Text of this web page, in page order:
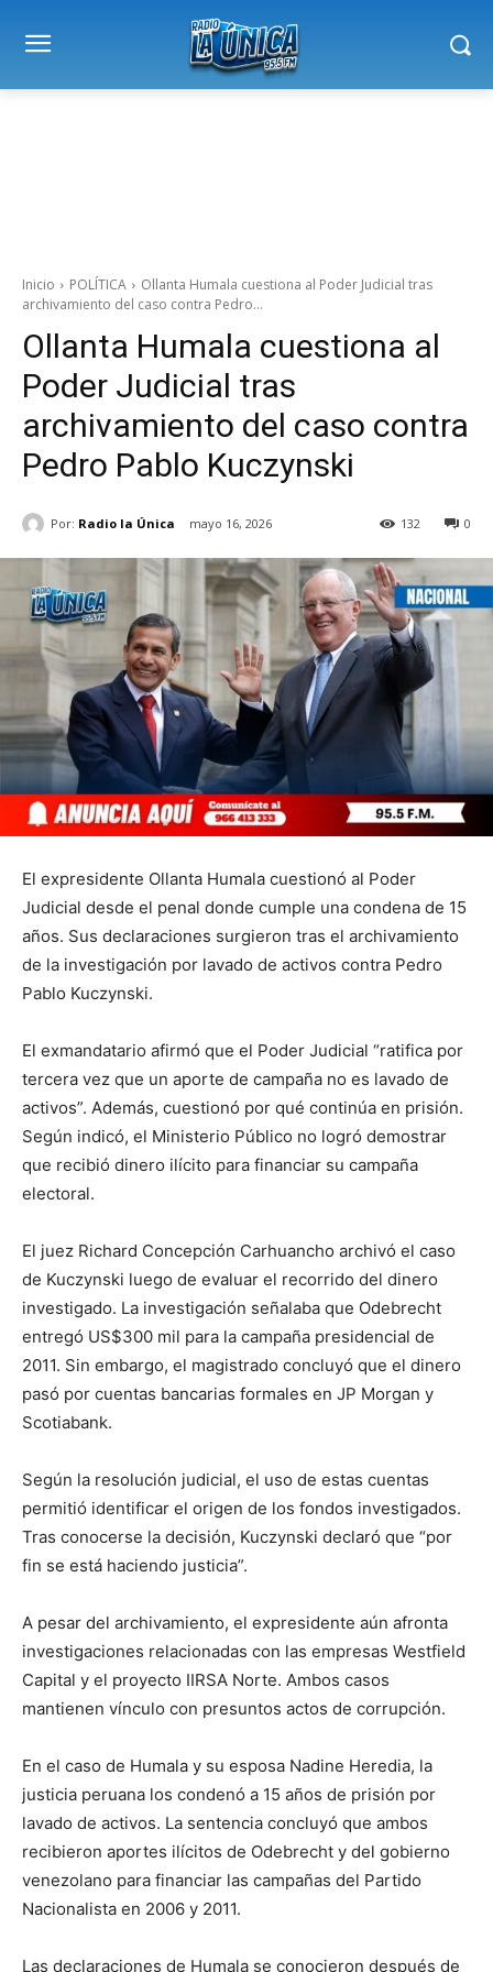
Inicio POLÍTICA
Ollanta Humala cuestiona al Poder Judicial tras
archivamiento del caso contra Pedro...
Ollanta Humala cuestiona al
Poder Judicial tras
archivamiento del caso contra
Pedro Pablo Kuczynski
Por: Radio la Única mayo 16, 2026 0
132
El expresidente Ollanta Humala cuestionó al Poder
Judicial desde el penal donde cumple una condena de 15
años. Sus declaraciones surgieron tras el archivamiento
de la investigación por lavado de activos contra Pedro
Pablo Kuczynski.
El exmandatario afirmó que el Poder Judicial “ratifica por
tercera vez que un aporte de campaña no es lavado de
activos”. Además, cuestionó por qué continúa en prisión.
Según indicó, el Ministerio Público no logró demostrar
que recibió dinero ilícito para financiar su campaña
electoral.
El juez Richard Concepción Carhuancho archivó el caso
de Kuczynski luego de evaluar el recorrido del dinero
investigado. La investigación señalaba que Odebrecht
entregó US$300 mil para la campaña presidencial de
2011. Sin embargo, el magistrado concluyó que el dinero
pasó por cuentas bancarias formales en JP Morgan y
Scotiabank.
Según la resolución judicial, el uso de estas cuentas
permitió identificar el origen de los fondos investigados.
Tras conocerse la decisión, Kuczynski declaró que “por
fin se está haciendo justicia”.
A pesar del archivamiento, el expresidente aún afronta
investigaciones relacionadas con las empresas Westfield
Capital y el proyecto IIRSA Norte. Ambos casos
mantienen vínculo con presuntos actos de corrupción.
En el caso de Humala y su esposa Nadine Heredia, la
justicia peruana los condenó a 15 años de prisión por
lavado de activos. La sentencia concluyó que ambos
recibieron aportes ilícitos de Odebrecht y del gobierno
venezolano para financiar las campañas del Partido
Nacionalista en 2006 y 2011.
Las declaraciones de Humala se conocieron después de